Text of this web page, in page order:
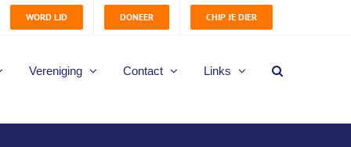
WORD LID DONEER CHIP JE DIER
Vereniging Contact Links